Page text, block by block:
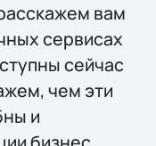
вам
сервисах
сейчас
чем эти
и